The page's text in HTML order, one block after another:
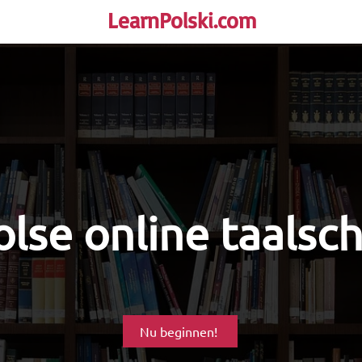
LearnPolski.com
online
Nu beginnen!